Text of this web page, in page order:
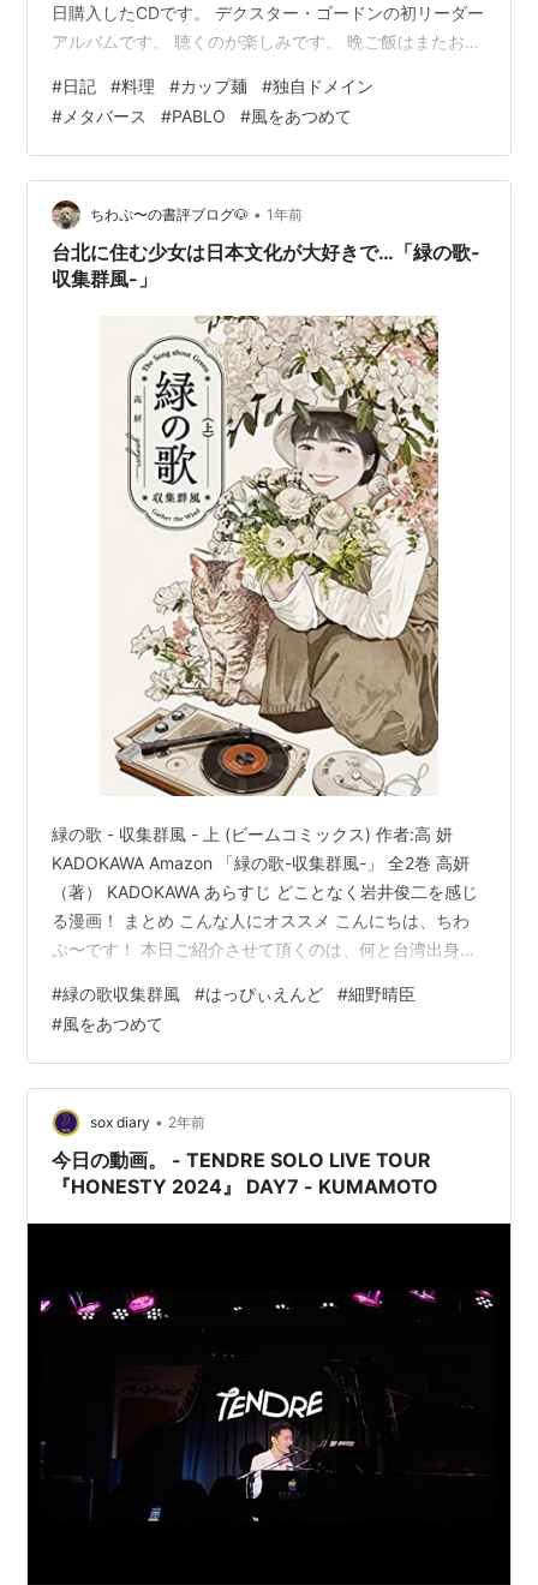
日購入したCDです。 デクスター・ゴードンの初リーダー
アルバムです。 聴くのが楽しみです。 晩ご飯はまたお節
どね、、、、。 夜は21時から24時までお店を開けていま
した。 （写真撮るの忘れていました。） 6名のお客様が
お見えになりました。 こんなに賑やかになったのは開店
初日以来です。 昨日のお客様 ユイちゃん ななみん ルリ
ちゃん セリカさん るーちゃん きょんちゃ…
#日記 #料理 #カップ麺 #独自ドメイン
# メタバース #PABLO #風をあつめて
ちわぷ〜の書評ブログ🐶 • 1年前
台北に住む少女は日本文化が大好きで…「緑の歌-
収集群風-」
緑の歌 - 収集群風 - 上 (ビームコミックス) 作者:高 妍
KADOKAWA Amazon 「緑の歌-収集群風-」 全2巻 高妍
（著） KADOKAWA あらすじ どことなく岩井俊二を感じ
る漫画！ まとめ こんな人にオススメ こんにちは、ちわ
ぷ〜です！ 本日ご紹介させて頂くのは、何と台湾出身の
春もので、とても良い作品でした☆ 「緑の歌-収集群
風-」 全2巻 高妍（著） KADOKAWA あらすじ 台北にほ
ど近い田舎町に暮らす緑は、日本の歌「風をあつめて」
と出会う。 緑は日本のエンタメ文化を好きになり… どこ
となく岩井俊二を感じる漫画！ …
#緑の歌収集群風 #はっぴぃえんど #細野晴臣
#風をあつめて
sox diary • 2年前
今日の動画。 - TENDRE SOLO LIVE TOUR
『HONESTY 2024』 DAY7 - KUMAMOTO